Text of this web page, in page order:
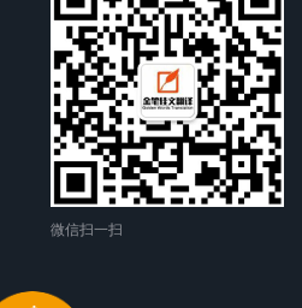
微信扫一扫